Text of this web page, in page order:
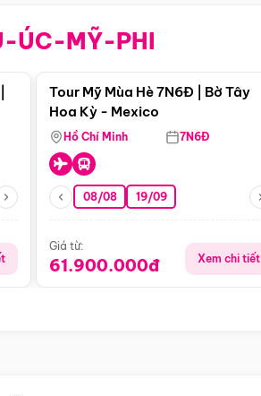
ÚC-MỸ-PHI
Tour Mỹ Mùa Hè 7N6Đ | Bờ Tây
Hoa Kỳ - Mexico
Hồ Chí Minh 7N6Đ
08/08 19/09
Giá từ:
61.900.000đ Xem chi tiết